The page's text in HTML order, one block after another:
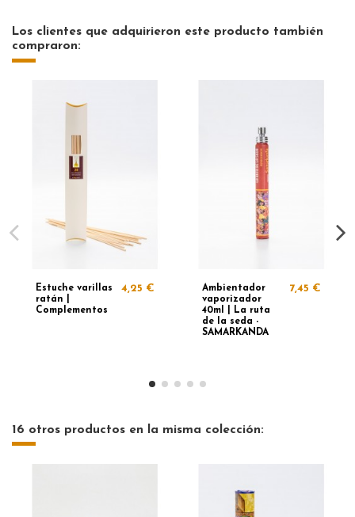
Los clientes que adquirieron este producto también
compraron:
Estuche varillas
ratán |
Complementos
4,25 €
Ambientador
vaporizador
40ml | La ruta
de la seda -
SAMARKANDA
7,45 €
16 otros productos en la misma colección: